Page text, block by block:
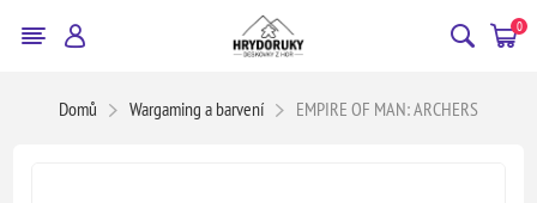
0
Domů Wargaming a barvení EMPIRE OF MAN: ARCHERS